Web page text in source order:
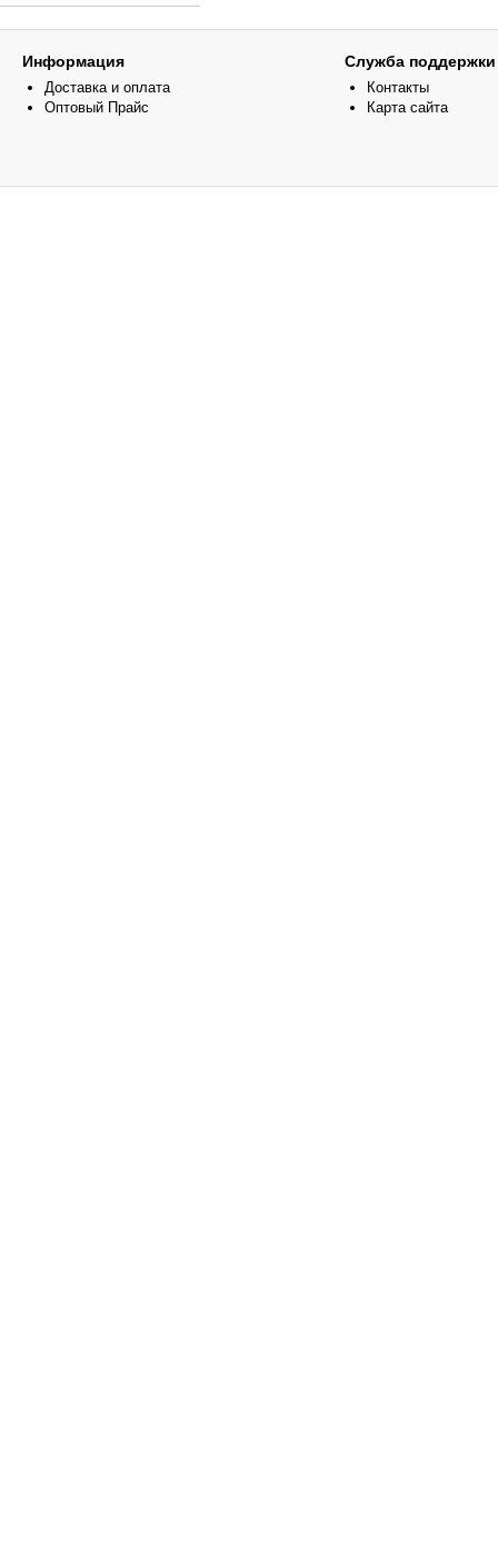
Информация
Доставка и оплата
Оптовый Прайс
Служба поддержки
Контакты
Карта сайта